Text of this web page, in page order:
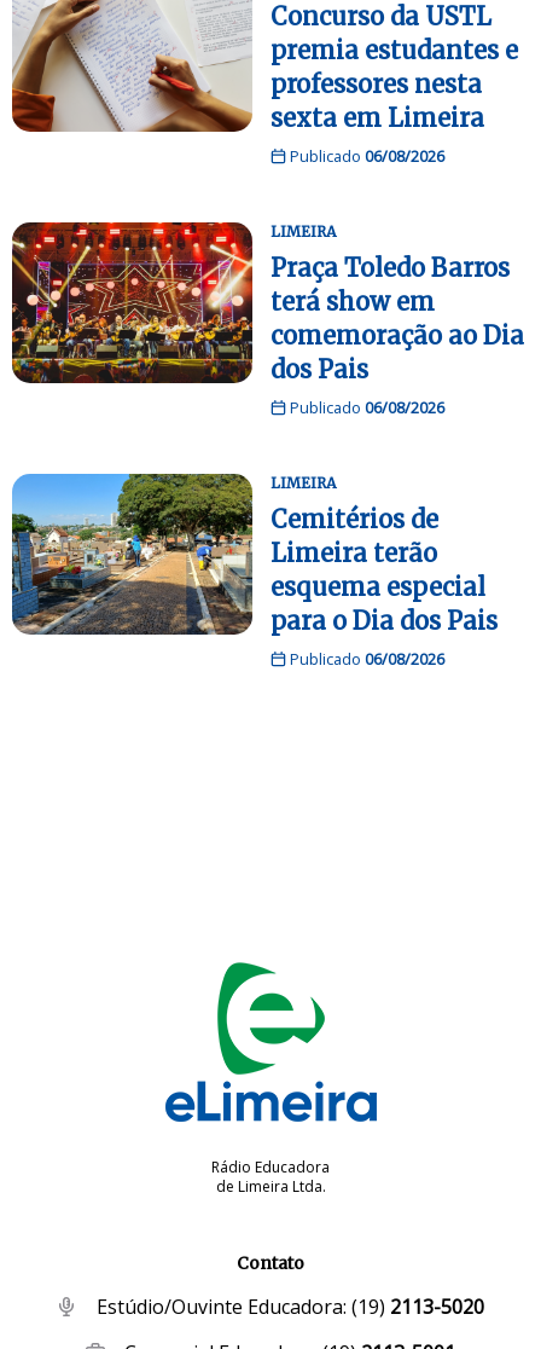
Concurso da USTL
premia estudantes e
professores nesta
sexta em Limeira
Publicado 06/08/2026
LIMEIRA
Praça Toledo Barros
terá show em
comemoração ao Dia
dos Pais
Publicado 06/08/2026
LIMEIRA
Cemitérios de
Limeira terão
esquema especial
para o Dia dos Pais
Publicado 06/08/2026
Rádio Educadora
de Limeira Ltda.
Contato
Estúdio/Ouvinte Educadora: (19) 2113-5020